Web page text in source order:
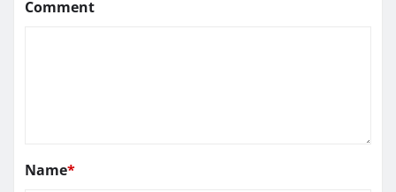
Comment
Name*